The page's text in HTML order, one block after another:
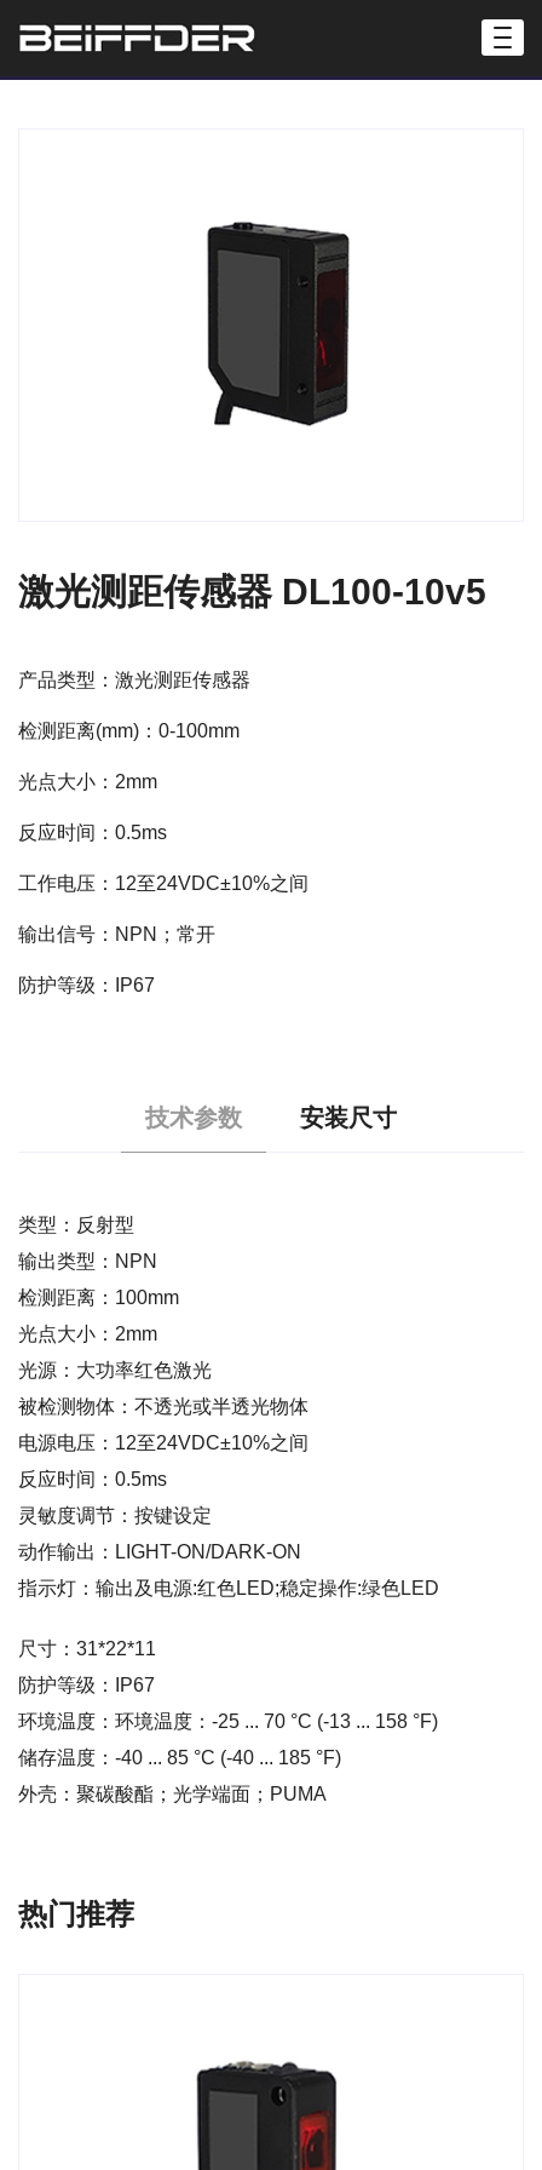
激光测距传感器 DL100-10v5
产品类型：激光测距传感器
检测距离(mm)：0-100mm
光点大小：2mm
反应时间：0.5ms
工作电压：12至24VDC±10%之间
输出信号：NPN；常开
防护等级：IP67
技术参数 安装尺寸
类型：反射型
输出类型：NPN
检测距离：100mm
光点大小：2mm
光源：大功率红色激光
被检测物体：不透光或半透光物体
电源电压：12至24VDC±10%之间
反应时间：0.5ms
灵敏度调节：按键设定
动作输出：LIGHT-ON/DARK-ON
指示灯：输出及电源:红色LED;稳定操作:绿色LED
尺寸：31*22*11
防护等级：IP67
环境温度：环境温度：-25 ... 70 °C (-13 ... 158 °F)
储存温度：-40 ... 85 °C (-40 ... 185 °F)
外壳：聚碳酸酯；光学端面；PUMA
热门推荐